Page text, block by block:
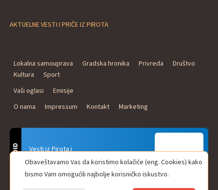
AKTUELNE VESTI I PRIČE IZ PIROTA
Lokalna samouprava Gradska hronika Privreda
Društvo
Kultura
Sport
Vaši oglasi
Emisije
O nama
Impressum Kontakt Marketing
Vesti iz Pirota i
Naxi Plus Radio
Uvek u Vašem džepu!
ANDROID Obaveštavamo Vas da koristimo kolačiće (eng. Cookies) kako
bismo Vam omogućili najbolje korisničko iskustvo.